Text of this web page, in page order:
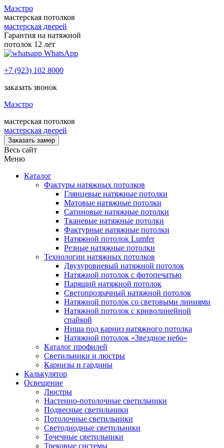
Маэстро
мастерская потолков
мастерская дверей
Гарантия на натяжной
потолок 12 лет
WhatsApp
+7 (923) 102 8000
заказать звонок
Маэстро
мастерская потолков
мастерская дверей
Заказать замер
Весь сайт
Меню
Каталог
Фактуры натяжных потолков
Глянцевые натяжные потолки
Матовые натяжные потолки
Сатиновые натяжные потолки
Тканевые натяжные потолки
Фактурные натяжные потолки
Натяжной потолок Lumfer
Резные натяжные потолки
Технологии натяжных потолков
Двухуровневый натяжной потолок
Натяжной потолок с фотопечатью
Парящий натяжной потолок
Светопрозрачный натяжной потолок
Натяжной потолок со световыми линиями
Натяжной потолок с криволинейной
спайкой
Ниша под карниз натяжного потолка
Натяжной потолок «Звездное небо»
Каталог профилей
Светильники и люстры
Карнизы и гардины
Калькулятор
Освещение
Люстры
Настенно-потолочные светильники
Подвесные светильники
Потолочные светильники
Светодиодные светильники
Точечные светильники
Трековые системы